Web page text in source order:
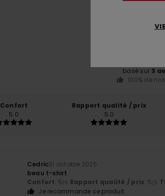
basé sur 3
100% de
Confort
5.0
Rapport qualité / prix
5.0
Cedric31 octobre 2025
beau t-shirt
Confort: 5/5 Rapport qualité / prix: 5/5
Je recommande ce produit